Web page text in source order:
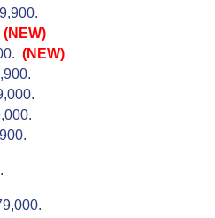
(NEW)
(NEW)